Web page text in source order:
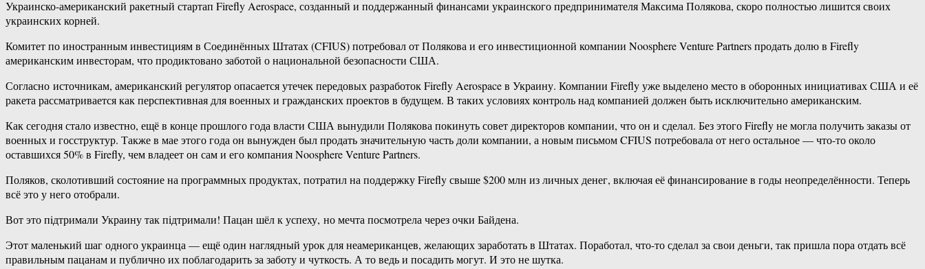
Украинско-​американский ракетный стартап Firefly Aerospace, созданный и поддержанный финансами украинского предпринимателя Максима Полякова, скоро полностью лишится своих
украинских корней.
Комитет по иностранным инвестициям в Соединённых Штатах (CFIUS) потребовал от Полякова и его инвестиционной компании Noosphere Venture Partners продать долю в Firefly
американским инвесторам, что продиктовано заботой о национальной безопасности США.
Согласно источникам, американский регулятор опасается утечек передовых разработок Firefly Aerospace в Украину. Компании Firefly уже выделено место в оборонных инициативах США и её
ракета рассматривается как перспективная для военных и гражданских проектов в будущем. В таких условиях контроль над компанией должен быть исключительно американским.
Как сегодня стало известно, ещё в конце прошлого года власти США вынудили Полякова покинуть совет директоров компании, что он и сделал. Без этого Firefly не могла получить заказы от
военных и госструктур. Также в мае этого года он вынужден был продать значительную часть доли компании, а новым письмом CFIUS потребовала от него остальное — что-​то около
оставшихся 50% в Firefly, чем владеет он сам и его компания Noosphere Venture Partners.
Поляков, сколотивший состояние на программных продуктах, потратил на поддержку Firefly свыше $200 млн из личных денег, включая её финансирование в годы неопределённости. Теперь
всё это у него отобрали.
Вот это пiдтримали Украину так пiдтримали! Пацан шёл к успеху, но мечта посмотрела через очки Байдена.
Этот маленький шаг одного украинца — ещё один наглядный урок для неамериканцев, желающих заработать в Штатах. Поработал, что-​то сделал за свои деньги, так пришла пора отдать всё
правильным пацанам и публично их поблагодарить за заботу и чуткость. А то ведь и посадить могут. И это не шутка.